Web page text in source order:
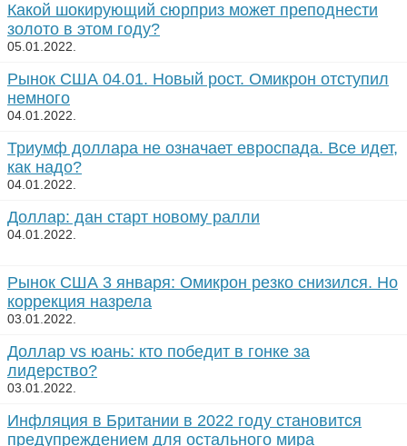
Какой шокирующий сюрприз может преподнести
золото в этом году?
05.01.2022.
Рынок США 04.01. Новый рост. Омикрон отступил
немного
04.01.2022.
Триумф доллара не означает евроспада. Все идет,
как надо?
04.01.2022.
Доллар: дан старт новому ралли
04.01.2022.
Рынок США 3 января: Омикрон резко снизился. Но
коррекция назрела
03.01.2022.
Доллар vs юань: кто победит в гонке за
лидерство?
03.01.2022.
Инфляция в Британии в 2022 году становится
предупреждением для остального мира